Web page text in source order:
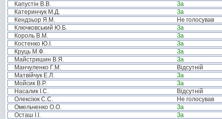
Капустін В.В.
За
Катеринчук М.Д.
За
Кендзьор Я.М.
Не голосував
Ключковський Ю.Б.
За
Король В.М.
За
Костенко Ю.І.
За
Круць М.Ф.
За
Майстришин В.Я.
За
Манчуленко Г.М.
Відсутній
Матвійчук Е.Л.
За
Мойсик В.Р.
За
Насалик І.С.
Відсутній
Олексіюк С.С.
Не голосував
Омельченко О.О.
За
Осташ І.І.
За